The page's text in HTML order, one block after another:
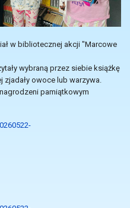
w bibliotecznej akcji "Marcowe
wybraną przez siebie książkę
zjadały owoce lub warzywa.
pamiątkowym